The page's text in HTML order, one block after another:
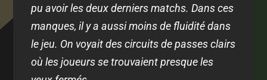
pu avoir les deux derniers matchs. Dans ces
manques, il y a aussi moins de fluidité dans
le jeu. On voyait des circuits de passes clairs
où les joueurs se trouvaient presque les